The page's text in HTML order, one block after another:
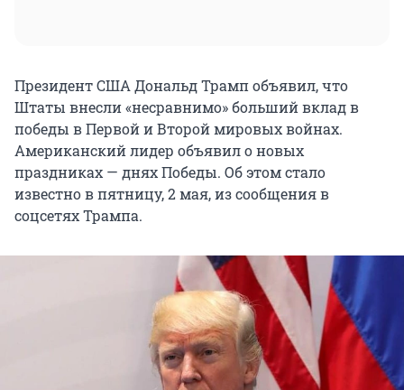
Президент США Дональд Трамп объявил, что
Штаты внесли «несравнимо» больший вклад в
победы в Первой и Второй мировых войнах.
Американский лидер объявил о новых
праздниках — днях Победы. Об этом стало
известно в пятницу, 2 мая, из сообщения в
соцсетях Трампа.